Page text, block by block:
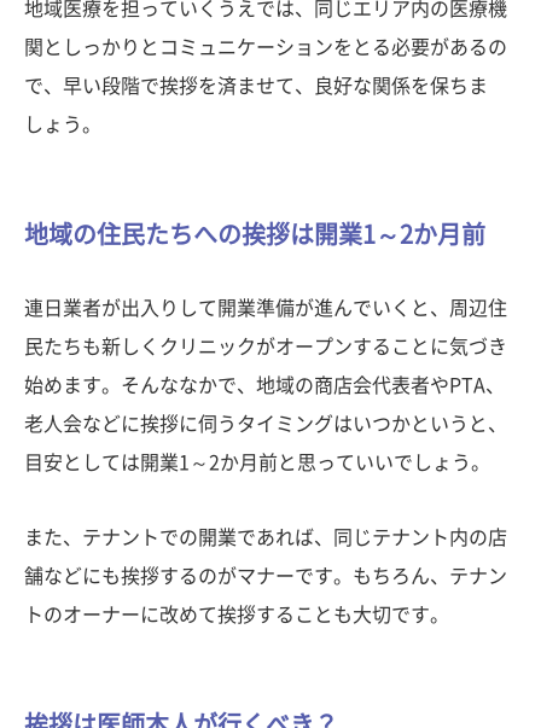
地域医療を担っていくうえでは、同じエリア内の医療機
関としっかりとコミュニケーションをとる必要があるの
で、早い段階で挨拶を済ませて、良好な関係を保ちま
しょう。
地域の住民たちへの挨拶は開業1～2か月前
連日業者が出入りして開業準備が進んでいくと、周辺住
民たちも新しくクリニックがオープンすることに気づき
始めます。そんななかで、地域の商店会代表者やPTA、
老人会などに挨拶に伺うタイミングはいつかというと、
目安としては開業1～2か月前と思っていいでしょう。
また、テナントでの開業であれば、同じテナント内の店
舗などにも挨拶するのがマナーです。もちろん、テナン
トのオーナーに改めて挨拶することも大切です。